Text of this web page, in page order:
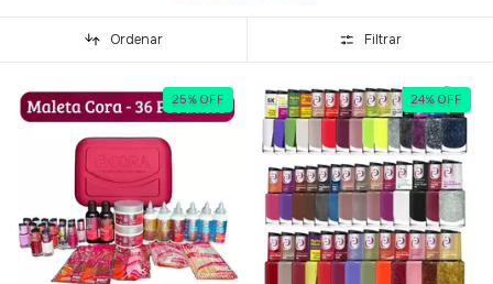
Ordenar Filtrar
25% OFF 24% OFF